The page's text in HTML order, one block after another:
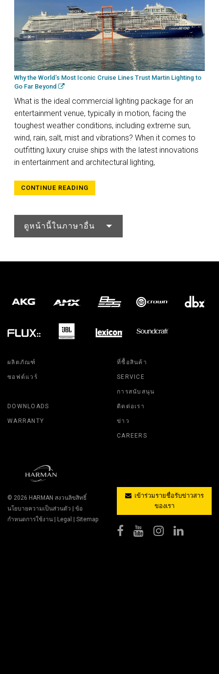
Why the World’s Most Iconic Cruise Lines Trust Martin Lighting to
Go Far Beyond
What is the ideal commercial lighting package for an
entertainment venue, typically in motion, facing the
toughest weather conditions, including extreme sun,
wind, rain, salt, mist and vibrations? When it comes to
outfitting luxury cruise ships with the latest innovations
in entertainment and architectural lighting,
CONTINUE READING
ดูหน้านี้ในภาษาอื่น
ผลิตภัณฑ์
ซอฟต์แวร์
ที่ซื้อสินค้า
SERVICE
การสนับสนุน
DOWNLOADS
WARRANTY
ติดต่อเรา
ข่าว
CAREERS
© 2026 HARMAN สงวนลิขสิทธิ์
นโยบายความเป็นส่วนตัว | ข้อ
กำหนดการใช้งาน | Legal | Sitemap
เข้าร่วมรายชื่อรับข่าวสาร
ของเรา